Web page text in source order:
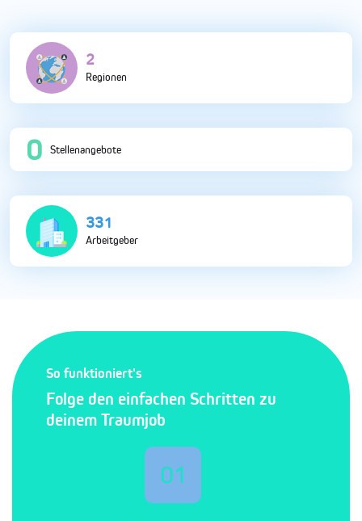
5
Regionen
0 Stellenangebote
833
Arbeitgeber
So funktioniert's
Folge den einfachen Schritten zu
deinem Traumjob
01